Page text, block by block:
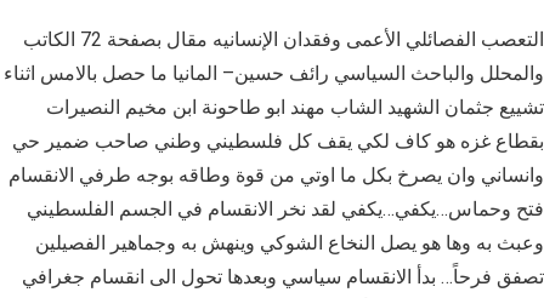
التعصب الفصائلي الأعمى وفقدان الإنسانيه مقال بصفحة 72 الكاتب
والمحلل والباحث السياسي رائف حسين– المانيا ما حصل بالامس اثناء
تشييع جثمان الشهيد الشاب مهند ابو طاحونة ابن مخيم النصيرات
بقطاع غزه هو كاف لكي يقف كل فلسطيني وطني صاحب ضمير حي
وانساني وان يصرخ بكل ما اوتي من قوة وطاقه بوجه طرفي الانقسام
فتح وحماس…يكفي…يكفي لقد نخر الانقسام في الجسم الفلسطيني
وعبث به وها هو يصل النخاع الشوكي وينهش به وجماهير الفصيلين
تصفق فرحاً… بدأ الانقسام سياسي وبعدها تحول الى انقسام جغرافي